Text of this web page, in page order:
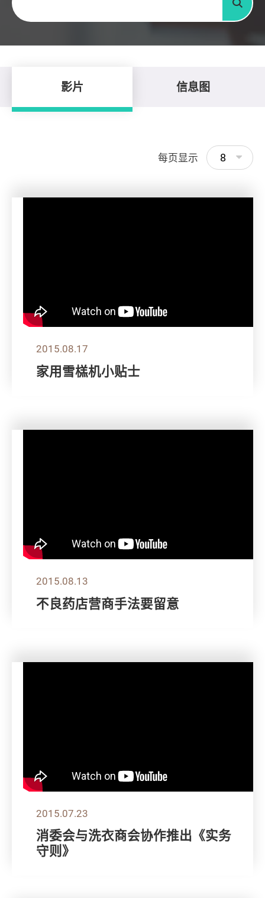
搜寻
影片 信息图
每页显示 8
2015.08.17
家用雪榚机小贴士
2015.08.13
不良药店营商手法要留意
2015.07.23
消委会与洗衣商会协作推出《实务
守则》